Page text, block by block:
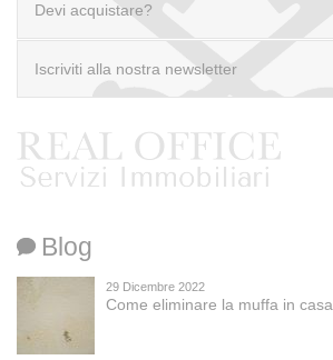
Devi acquistare?
scrivi a info@realofficeitaly.com
Iscriviti alla nostra newsletter
del modulo costituisce esplicita autorizzazione e
consenso alla detenzione e al trattamento dei dati
personali, come disposto dal Codice in materia di dati
dati forniti, potrai esercitare i diritti previsti dall’art. 7 del
D.Lgs. 196/03.
Blog
29 Dicembre 2022
Come eliminare la muffa in casa